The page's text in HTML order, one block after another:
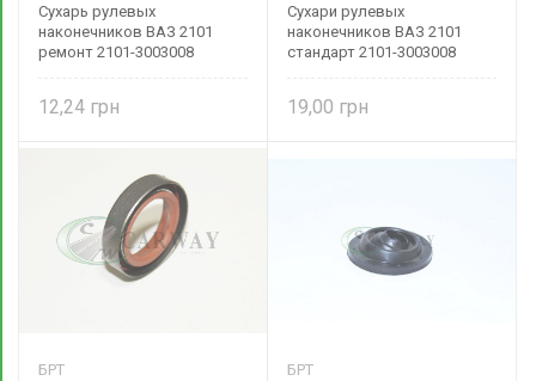
Сухарь рулевых
наконечников ВАЗ 2101
ремонт 2101-3003008
12,24
Сухари рулевых
наконечников ВАЗ 2101
стандарт 2101-3003008
19,00
БРТ
БРТ